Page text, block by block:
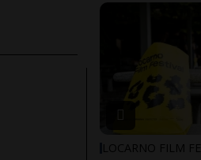
LOCARNO FILM